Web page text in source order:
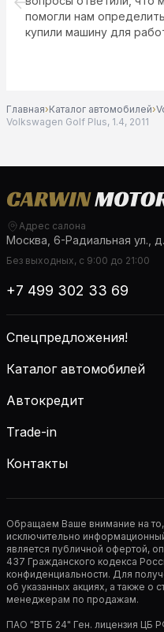
помогли нам
купили машину для
Главная›Каталог автомобилей›
Volkswagen Golf Plus, 1.4, 2011
Адрес салона
Москва, 6-Радиальная ул.,
Без выходных, с 9:00 до 21:00
+7 499 302 33 69
Спецпредложения!
Каталог автомобилей
Автокредит
Trade-in
Контакты
Обращаем Ваше внимание на то,
исключительно
является публичной офертой,
437 Гражданского кодекса
конфиденциальности. Для
об указанных акциях, а также о
менеджерам по продажам.
ПАО "ВТБ 24" Ген. лицензия ЦБ